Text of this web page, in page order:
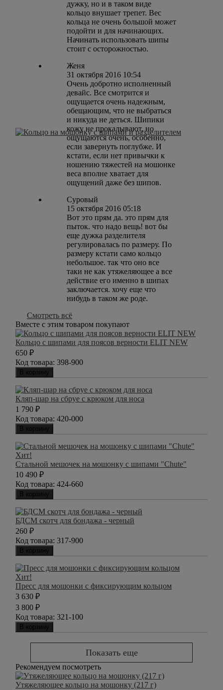
дужку, но и в таком виде
кольцо внушает трепет. Вес
кольца не очень большой может
подойти и для начинающих.
Начинать использовать шипы
стоит с осторожностью.
Женя
31 октября 2016 10:54
Очень добротно исполненный
девайс. Все смотрится и
ощущается очень надежным,
обещающим, что не выбраться
и никуда не деться. Шипики
кожу не прокалывают, но
ощущаются очень, особенно,
если завернуть поглубже. И
кстати, если нет привычки к
ношению тяжестей на мошонке
веса вполне хватает для
ощущений даже без шипов.
Суровый
15 октября 2016 05:18
Вот это прям да. это прям для
пыток. что надо вещь! вот бы
еще дужка разделителя
регулировалась по размеру. По
размеру кстати само кольцо
небольшое. так что оно все
таки не как утяжеляющее а все
действие его именно в шипах
заключается. хочу еще что
нибудь в таком же роде.
Смотреть всё
Вместе с этим товаром покупают
Кольцо с шипами для поясов верности ELIT NEW
650 ₽
Код товара: 398-900
В корзину
Кляп-шар на сбруе с крюком для носа
1 790 ₽
Код товара: 420-000
В корзину
Хит!
Стальной мешочек на мошонку с шипами "Chute"
10 490 ₽
Код товара: 424-660
В корзину
БДСМ скотч для бондажа - черный
260 ₽
Код товара: 317-900
В корзину
Хит!
Пресс для мошонки с фиксирующим кольцом
3 630 ₽
3 800 ₽
Код товара: 321-100
В корзину
Показать еще
Рекомендуем посмотреть
Утяжеляющее кольцо на мошонку (217 г)